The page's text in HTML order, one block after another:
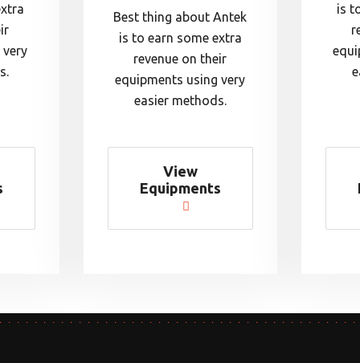
very
Best thing about Antek
is to earn some extra
revenue on their
equipments using very
easier methods.
View
Equipments
is